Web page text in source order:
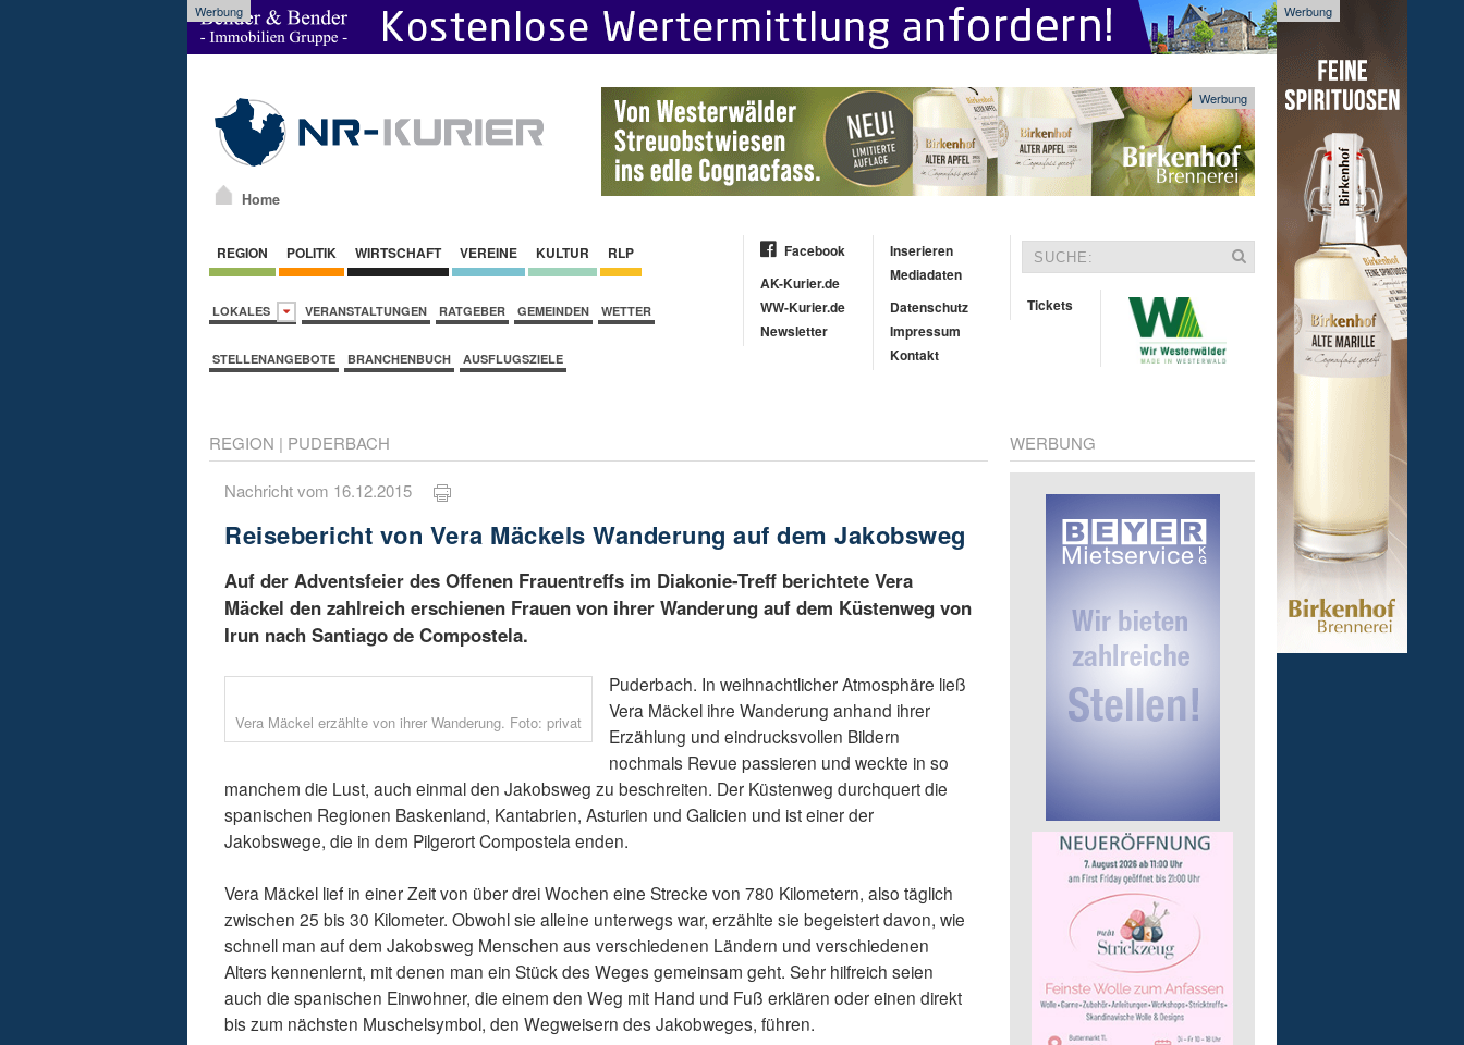
Werbung Werbung
Home
Werbung
REGION POLITIK WIRTSCHAFT VEREINE KULTUR RLP
LOKALES VERANSTALTUNGEN RATGEBER GEMEINDEN WETTER
STELLENANGEBOTE BRANCHENBUCH AUSFLUGSZIELE
Facebook
AK-Kurier.de
WW-Kurier.de
Newsletter
Inserieren
Mediadaten
Datenschutz
Impressum
Kontakt
Tickets
REGION | PUDERBACH
Nachricht vom 16.12.2015
Reisebericht von Vera Mäckels Wanderung auf dem Jakobsweg
Auf der Adventsfeier des Offenen Frauentreffs im Diakonie-Treff berichtete Vera
Mäckel den zahlreich erschienen Frauen von ihrer Wanderung auf dem Küstenweg von
Irun nach Santiago de Compostela.
Vera Mäckel erzählte von ihrer Wanderung. Foto: privat
Puderbach. In weihnachtlicher Atmosphäre ließ
Vera Mäckel ihre Wanderung anhand ihrer
Erzählung und eindrucksvollen Bildern
nochmals Revue passieren und weckte in so
manchem die Lust, auch einmal den Jakobsweg zu beschreiten. Der Küstenweg durchquert die
spanischen Regionen Baskenland, Kantabrien, Asturien und Galicien und ist einer der
Jakobswege, die in dem Pilgerort Compostela enden.
Vera Mäckel lief in einer Zeit von über drei Wochen eine Strecke von 780 Kilometern, also täglich
zwischen 25 bis 30 Kilometer. Obwohl sie alleine unterwegs war, erzählte sie begeistert davon, wie
schnell man auf dem Jakobsweg Menschen aus verschiedenen Ländern und verschiedenen
Alters kennenlernt, mit denen man ein Stück des Weges gemeinsam geht. Sehr hilfreich seien
auch die spanischen Einwohner, die einem den Weg mit Hand und Fuß erklären oder einen direkt
bis zum nächsten Muschelsymbol, den Wegweisern des Jakobweges, führen.
WERBUNG